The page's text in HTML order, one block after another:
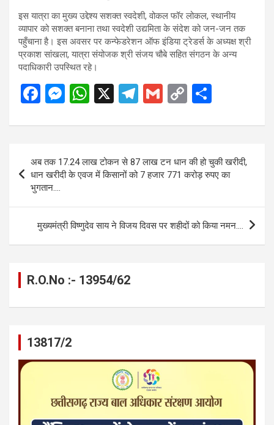
इस यात्रा का मुख्य उद्देश्य सशक्त स्वदेशी, वोकल फॉर लोकल, स्थानीय
व्यापार को सशक्त बनाना तथा स्वदेशी उद्यमिता के संदेश को जन-जन तक
पहुँचाना है। इस अवसर पर कन्फेडरेशन ऑफ इंडिया ट्रेडर्स के अध्यक्ष श्री
प्रकाश सांखला, यात्रा संयोजक श्री संजय चौबे सहित संगठन के अन्य
पदाधिकारी उपस्थित रहे।
F
ce
o
o
k
M
se
n
g
W
at
A
p
X
T
e
gr
a
G
ail
C
py
Li
n
ar
e
navigation
अब तक 17.24 लाख टोकन से 87 लाख टन धान की हो चुकी खरीदी,
धान खरीदी के एवज में किसानों को 7 हजार 771 करोड़ रुपए का
भुगतान….
मुख्यमंत्री विष्णुदेव साय ने विजय दिवस पर शहीदों को किया नमन….
R.O.No :- 13954/62
13817/2